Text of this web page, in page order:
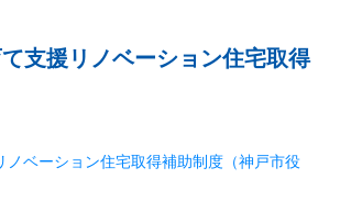
支援リノベーション住宅取得
ノベーション住宅取得補助制度（神戸市役